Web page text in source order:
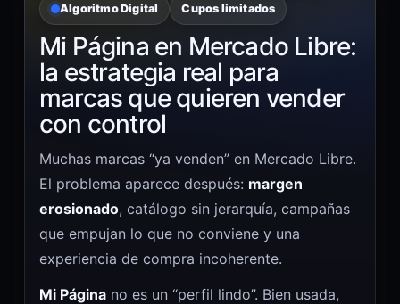
Algoritmo Digital Cupos limitados
Mi Página en Mercado Libre:
la estrategia real para
marcas que quieren vender
con control
Muchas marcas “ya venden” en Mercado Libre.
El problema aparece después: margen
erosionado, catálogo sin jerarquía, campañas
que empujan lo que no conviene y una
experiencia de compra incoherente.
Mi Página no es un “perfil lindo”. Bien usada,